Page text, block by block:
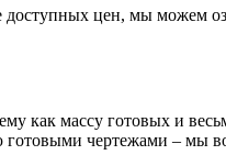
цен, мы можем
как массу готовых и
чертежами – мы